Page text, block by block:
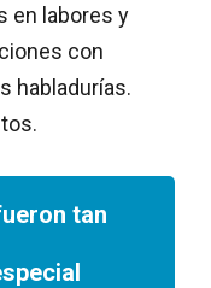
en labores y
con
habladurías.
tan